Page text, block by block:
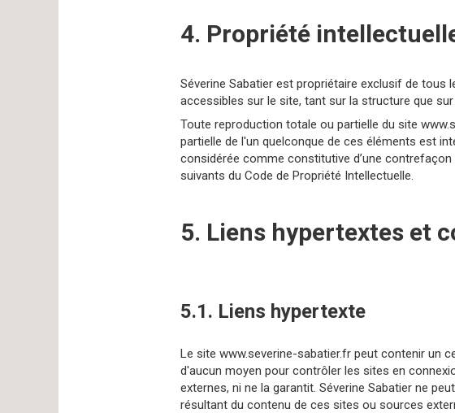
4. Propriété
Séverine Sabatier est propriétaire exclusif de tous
accessibles sur le site, tant sur la structure que
Toute reproduction totale ou partielle du site
partielle de l'un quelconque de ces éléments est
considérée comme constitutive d’une
suivants du Code de Propriété Intellectuelle.
5. Liens hypertextes et
5.1. Liens hypertexte
Le site www.severine-sabatier.fr peut contenir un
d'aucun moyen pour contrôler les sites en
externes, ni ne la garantit. Séverine Sabatier ne
résultant du contenu de ces sites ou sources